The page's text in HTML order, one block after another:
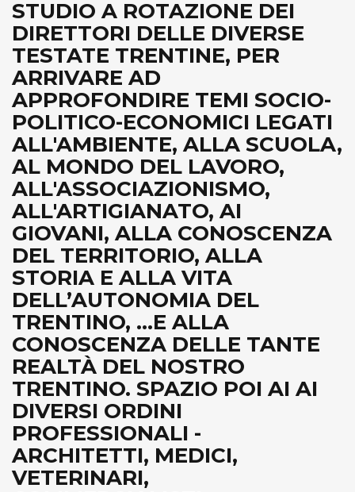
STUDIO A ROTAZIONE DEI
DIRETTORI DELLE DIVERSE
TESTATE TRENTINE, PER
ARRIVARE AD
APPROFONDIRE TEMI SOCIO-
POLITICO-ECONOMICI LEGATI
ALL'AMBIENTE, ALLA SCUOLA,
AL MONDO DEL LAVORO,
ALL'ASSOCIAZIONISMO,
ALL'ARTIGIANATO, AI
GIOVANI, ALLA CONOSCENZA
DEL TERRITORIO, ALLA
STORIA E ALLA VITA
DELL’AUTONOMIA DEL
TRENTINO, ...E ALLA
CONOSCENZA DELLE TANTE
REALTÀ DEL NOSTRO
TRENTINO. SPAZIO POI AI AI
DIVERSI ORDINI
PROFESSIONALI -
ARCHITETTI, MEDICI,
VETERINARI,